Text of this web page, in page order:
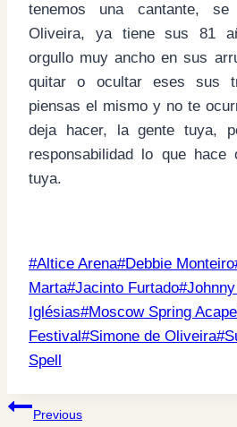
tenemos una cantante,
Oliveira, ya tiene sus 81
orgullo muy ancho en sus
quitar o ocultar eses sus
piensas el mismo y no te
deja hacer, la gente tuya,
responsabilidad lo que
tuya.
Post
Tags:
#Altice Arena#Debbie Monteiro
Marta#Jacinto Furtado#
Iglésias#Moscow Spring
Festival#Simone de Oliveira#
Spell
PostPrevious